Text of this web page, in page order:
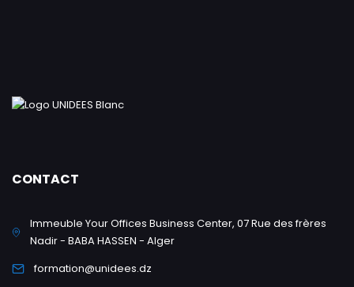
CONTACT
Immeuble Your Offices Business Center, 07 Rue des frères
Nadir - BABA HASSEN - Alger
formation@unidees.dz